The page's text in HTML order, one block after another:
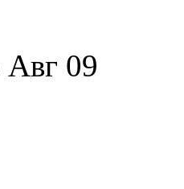
Авг 09